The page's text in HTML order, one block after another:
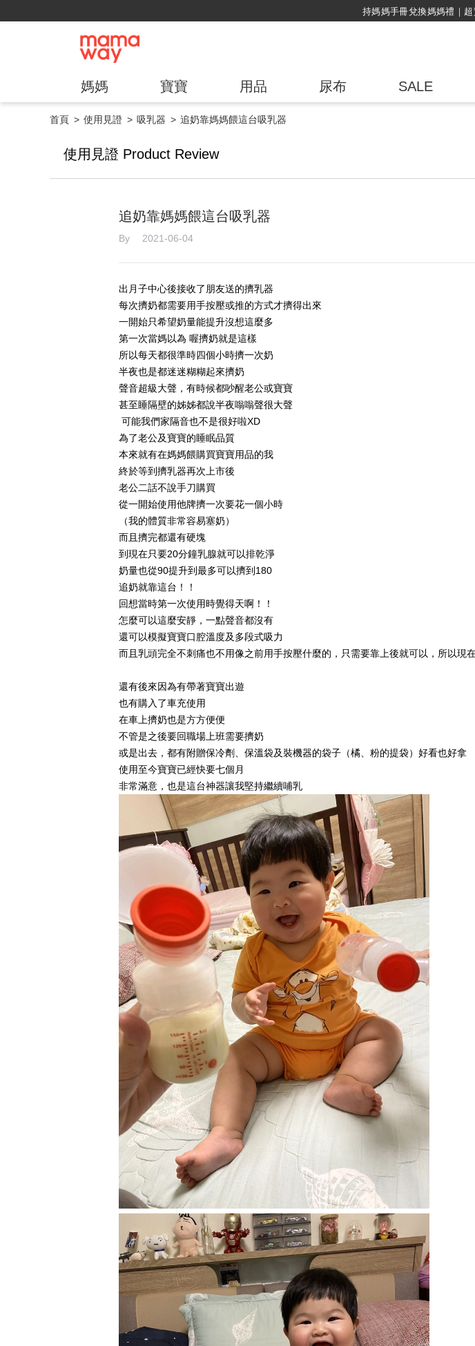
媽媽 寶寶 用品 尿布 SALE
首頁 使用見證 吸乳器 追奶靠媽媽餵這台吸乳器
使用見證 Product Review
追奶靠媽媽餵這台吸乳器
By 2021-06-04
出月子中心後接收了朋友送的擠乳器
每次擠奶都需要用手按壓或推的方式才擠得出來
一開始只希望奶量能提升沒想這麼多
第一次當媽以為 喔擠奶就是這樣
所以每天都很準時四個小時擠一次奶
半夜也是都迷迷糊糊起來擠奶
聲音超級大聲，有時候都吵醒老公或寶寶
甚至睡隔壁的姊姊都說半夜嗡嗡聲很大聲
可能我們家隔音也不是很好啦XD
為了老公及寶寶的睡眠品質
本來就有在媽媽餵購買寶寶用品的我
終於等到擠乳器再次上市後
老公二話不說手刀購買
從一開始使用他牌擠一次要花一個小時
（我的體質非常容易塞奶）
而且擠完都還有硬塊
到現在只要20分鐘乳腺就可以排乾淨
奶量也從90提升到最多可以擠到180
追奶就靠這台！！
回想當時第一次使用時覺得天啊！！
怎麼可以這麼安靜，一點聲音都沒有
還可以模擬寶寶口腔溫度及多段式吸力
而且乳頭完全不刺痛也不用像之前用手按壓什麼的，只需要靠上後就可以，所以現
還有後來因為有帶著寶寶出遊
也有購入了車充使用
在車上擠奶也是方方便便
不管是之後要回職場上班需要擠奶
或是出去，都有附贈保冷劑、保溫袋及裝機器的袋子（橘、粉的提袋）好看也好拿
使用至今寶寶已經快要七個月
非常滿意，也是這台神器讓我堅持繼續哺乳